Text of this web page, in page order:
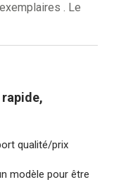
. Le
qualité/prix
modèle pour être